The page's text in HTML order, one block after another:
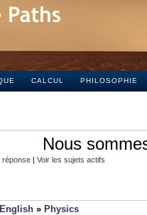
CALCUL PHILOSOPHIE
Nous
réponse | Voir les sujets actifs
English » Physics